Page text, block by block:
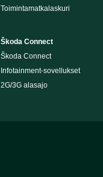
Toimintamatkalaskuri
Škoda Connect
Škoda Connect
Infotainment-sovellukset
2G/3G alasajo